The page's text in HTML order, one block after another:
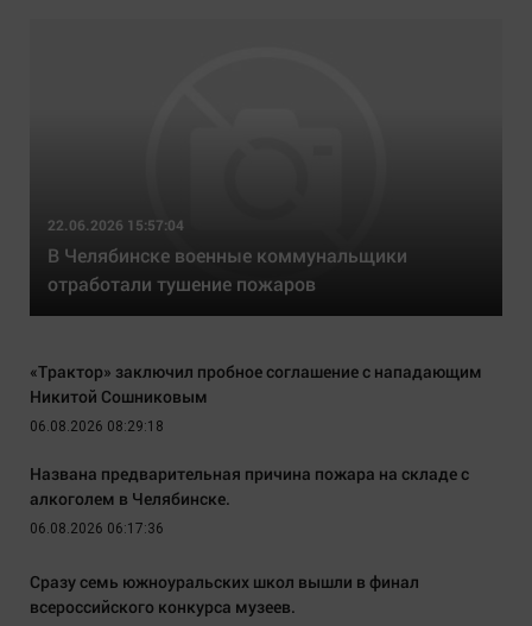
22.06.2026 15:57:04
В Челябинске военные коммунальщики
отработали тушение пожаров
«Трактор» заключил пробное соглашение с нападающим
Никитой Сошниковым
06.08.2026 08:29:18
Названа предварительная причина пожара на складе с
алкоголем в Челябинске.
06.08.2026 06:17:36
Сразу семь южноуральских школ вышли в финал
всероссийского конкурса музеев.